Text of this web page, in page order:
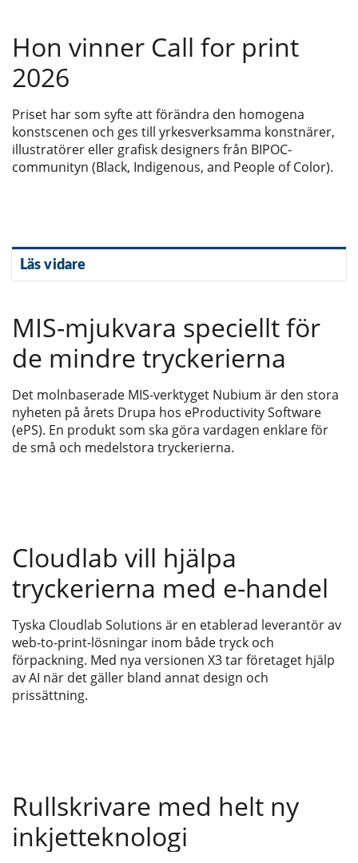
Hon vinner Call for print
2026
Priset har som syfte att förändra den homogena
konstscenen och ges till yrkesverksamma konstnärer,
illustratörer eller grafisk designers från BIPOC-
communityn (Black, Indigenous, and People of Color).
Läs vidare
MIS-mjukvara speciellt för
de mindre tryckerierna
Det molnbaserade MIS-verktyget Nubium är den stora
nyheten på årets Drupa hos eProductivity Software
(ePS). En produkt som ska göra vardagen enklare för
de små och medelstora tryckerierna.
Cloudlab vill hjälpa
tryckerierna med e-handel
Tyska Cloudlab Solutions är en etablerad leverantör av
web-to-print-lösningar inom både tryck och
förpackning. Med nya versionen X3 tar företaget hjälp
av AI när det gäller bland annat design och
prissättning.
Rullskrivare med helt ny
inkjetteknologi